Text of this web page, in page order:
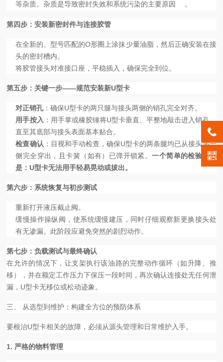
等杂质。杂质是导致密封失效和系统污染的主要原因 。
第四步：安装新密封件与连接胶管
在全新的、型号匹配的O形圈上涂抹少量油脂，然后正确安装在接
头的密封槽内。
将胶管接头对准接口座，平稳插入，确保完全到位。
第五步：关键一步——规范安装新U型卡
对正销孔：确保U型卡的两只腿与接头两侧的销孔完全对齐。
用手按入 ：用手掌或橡胶锤将U型卡垂直、平整地敲击进入销孔，
直至其底部与接头表面基本贴合。
检查确认 ：目视和手动检查，确保U型卡的两条腿均已从接头另一
侧完全穿出，且卡簧（如有）已弹开锁紧。一个简单的检验标准
是：U型卡无法用手轻易晃动或拔出。
第六步：系统恢复与初步测试
重新打开液压截止阀。
缓慢操作操纵阀，使系统缓慢建压，同时仔细观察新更换接头处
有无渗漏。此阶段应避免突然的剧烈动作。
第七步：负载测试与最终确认
在允许的情况下，让支架执行该油路的完整动作循环（如升降、推
移），并在额定工作压力下保压一段时间，再次确认连接处无任何泄
漏，U型卡无移位或松动迹象。
三、 从选型到维护：构建全方位的预防体系
要根治U型卡相关的故障，必须从源头管理和日常维护入手。
1. 严格的物料管理